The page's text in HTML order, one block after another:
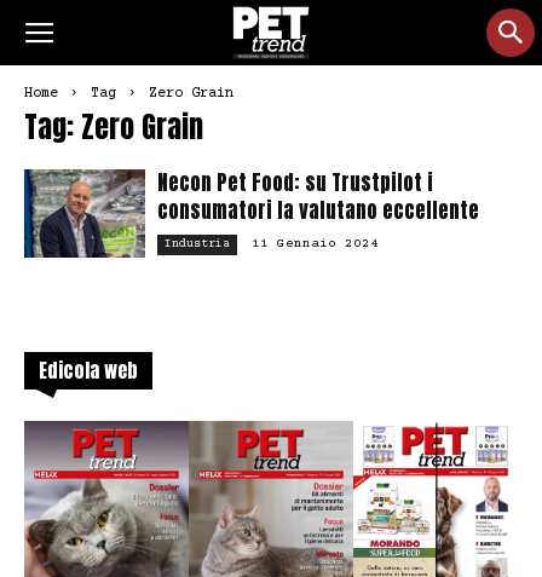
Home Tag Zero Grain
Tag: Zero Grain
Necon Pet Food: su Trustpilot i
consumatori la valutano eccellente
Industria 11 Gennaio 2024
Edicola web